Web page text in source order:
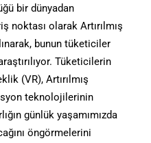
bir dünyadan
noktası olarak Artırılmış
bunun tüketiciler
Tüketicilerin
(VR), Artırılmış
teknolojilerinin
günlük yaşamımızda
öngörmelerini